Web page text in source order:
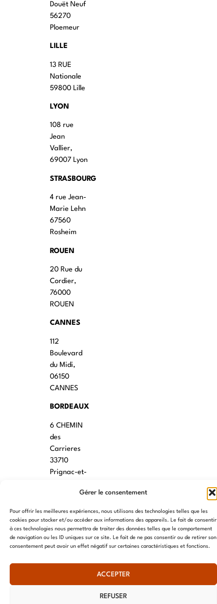
Gérer le consentement
Pour offrir les meilleures expériences, nous utilisons des technologies telles que les
cookies pour stocker et/ou accéder aux informations des appareils. Le fait de consentir
à ces technologies nous permettra de traiter des données telles que le comportement
de navigation ou les ID uniques sur ce site. Le fait de ne pas consentir ou de retirer son
consentement peut avoir un effet négatif sur certaines caractéristiques et fonctions.
ACCEPTER
REFUSER
Douët Neuf
56270
Ploemeur
LILLE
13 RUE
Nationale
59800 Lille
LYON
108 rue
Jean
Vallier,
69007 Lyon
STRASBOURG
4 rue Jean-
Marie Lehn
67560
Rosheim
ROUEN
20 Rue du
Cordier,
76000
ROUEN
CANNES
112
Boulevard
du Midi,
06150
CANNES
BORDEAUX
6 CHEMIN
des
Carrieres
33710
Prignac-et-
7 rue des
écoles
34790
© AME 2024, tous droits réservés